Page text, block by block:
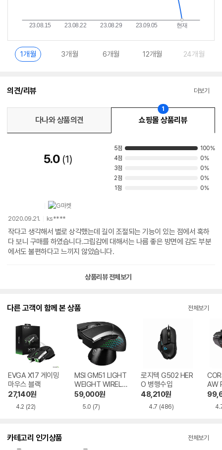
1개월 3개월 6개월 12개월 24개월
의견/리뷰 더보기
다나와 상품의견 쇼핑몰 상품리뷰
1
5.0 1
5점
100%
4점
0%
3점
0%
2점
0%
1점
0%
2020.09.21. ks****
작다고 생각해서 별로 상각했는데 길이 조절되는 기능이 있는 점에서 혹하
다 보니 구매를 하였습니다.그립감에 대해서는 나름 좋은 방면에 감도 부분
에서도 불편하다고 느끼지 않았습니다.
상품리뷰 전체보기
다른 고객이 함께 본 상품 전체보기
EVGA X17 게이밍
마우스 블랙
27,140원
4.2 (22)
MSI GM51 LIGHT
WEIGHT WIRELE
SS
59,000원
5.0 (7)
로지텍 G502 HER
O 병행수입
48,210원
4.7 (486)
AW
SS
카테고리 인기상품 전체보기